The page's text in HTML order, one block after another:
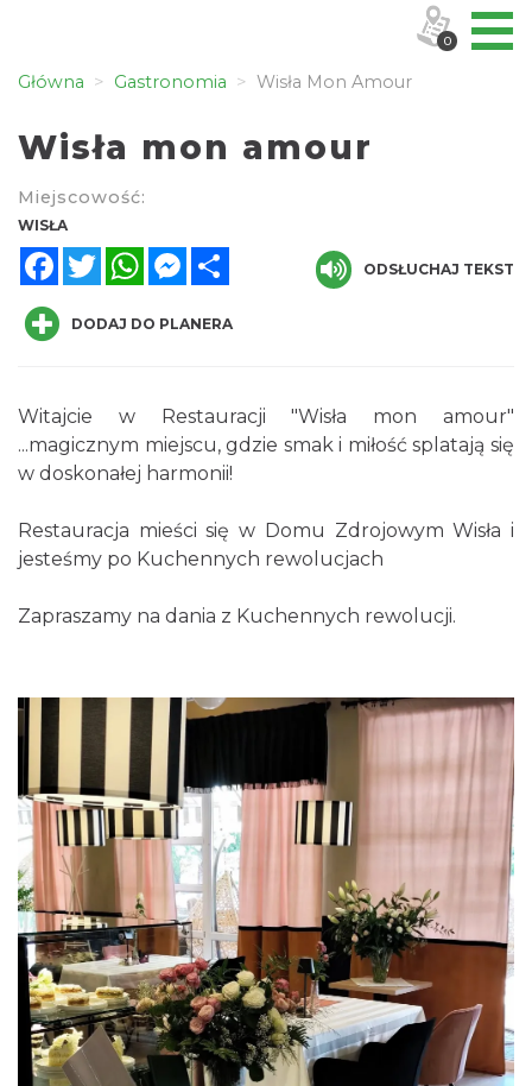
Główna Gastronomia Wisła Mon Amour
Wisła mon amour
Miejscowość:
WISŁA
FacebookTwitterWhatsAppMessenger
ODSŁUCHAJ TEKST
DODAJ DO PLANERA
Witajcie w Restauracji "Wisła mon amour"
...magicznym miejscu, gdzie smak i miłość splatają się
w doskonałej harmonii!
Restauracja mieści się w Domu Zdrojowym Wisła i
jesteśmy po Kuchennych rewolucjach
Zapraszamy na dania z Kuchennych rewolucji.
0